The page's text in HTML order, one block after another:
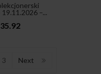
–...
3 Next